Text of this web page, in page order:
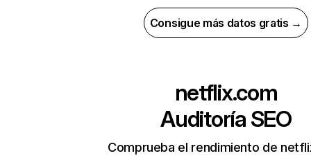
Consigue más datos gratis →
netflix.com
Auditoría SEO
Comprueba el rendimiento de